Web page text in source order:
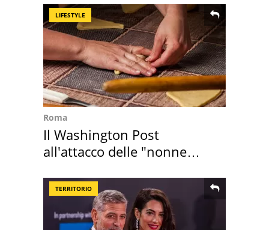
LIFESTYLE
Roma
Il Washington Post
all'attacco delle "nonne
TERRITORIO